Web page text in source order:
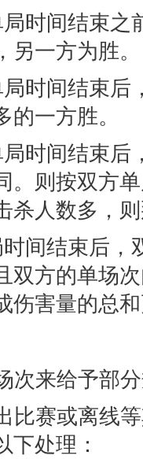
局时间结束
一方为胜。
局时间结束
一方胜。
局时间结束
。则按双方
杀人数多，
时间结束后
双方的单场
伤害量的总
次来给予部
比赛或离线
处理：